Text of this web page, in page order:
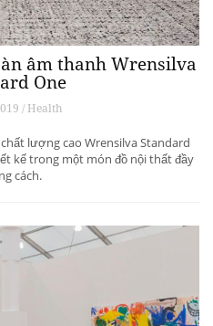
âm thanh Wrensilva
One
/ Health
lượng cao Wrensilva Standard
kế trong một món đồ nội thất đầy
cách.